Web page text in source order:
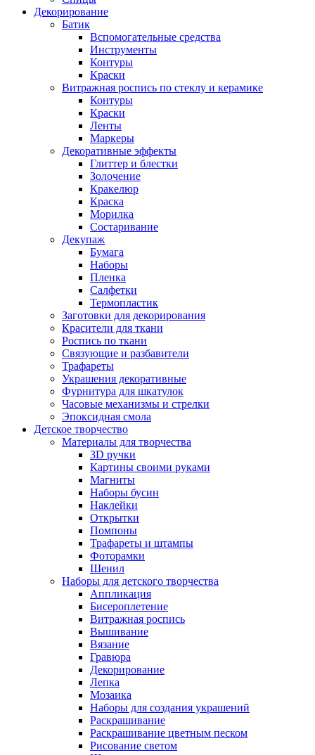
Декорирование
Батик
Вспомогательные средства
Инструменты
Контуры
Краски
Витражная роспись по стеклу и керамике
Контуры
Краски
Ленты
Маркеры
Декоративные эффекты
Глиттер и блестки
Золочение
Кракелюр
Краска
Морилка
Состаривание
Декупаж
Бумага
Наборы
Пленка
Салфетки
Термопластик
Заготовки для декорирования
Красители для ткани
Роспись по ткани
Связующие и разбавители
Трафареты
Украшения декоративные
Фурнитура для шкатулок
Часовые механизмы и стрелки
Эпоксидная смола
Детское творчество
Материалы для творчества
3D ручки
Картины своими руками
Магниты
Наборы бусин
Наклейки
Открытки
Помпоны
Трафареты и штампы
Фоторамки
Шенил
Наборы для детского творчества
Аппликация
Бисероплетение
Витражная роспись
Вышивание
Вязание
Гравюра
Декорирование
Лепка
Мозаика
Наборы для создания украшений
Раскрашивание
Раскрашивание цветным песком
Рисование светом